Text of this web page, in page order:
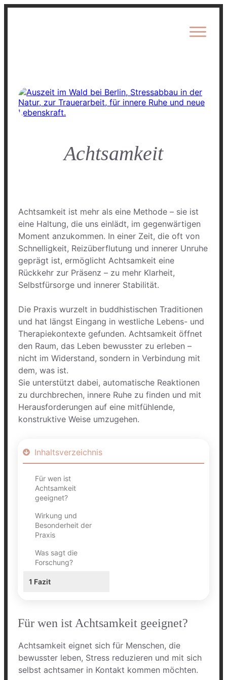
Achtsamkeit
Achtsamkeit ist mehr als eine Methode – sie ist
eine Haltung, die uns einlädt, im gegenwärtigen
Moment anzukommen. In einer Zeit, die oft von
Schnelligkeit, Reizüberflutung und innerer Unruhe
geprägt ist, ermöglicht Achtsamkeit eine
Rückkehr zur Präsenz – zu mehr Klarheit,
Selbstfürsorge und innerer Stabilität.
Die Praxis wurzelt in buddhistischen Traditionen
und hat längst Eingang in westliche Lebens- und
Therapiekontexte gefunden. Achtsamkeit öffnet
den Raum, das Leben bewusster zu erleben –
nicht im Widerstand, sondern in Verbindung mit
dem, was ist.
Sie unterstützt dabei, automatische Reaktionen
zu durchbrechen, innere Ruhe zu finden und mit
Herausforderungen auf eine mitfühlende,
konstruktive Weise umzugehen.
Inhaltsverzeichnis
Für wen ist
Achtsamkeit
geeignet?
Wirkung und
Besonderheit der
Praxis
Was sagt die
Forschung?
1 Fazit
Für wen ist Achtsamkeit geeignet?
Achtsamkeit eignet sich für Menschen, die
bewusster leben, Stress reduzieren und mit sich
selbst achtsamer in Kontakt kommen möchten.